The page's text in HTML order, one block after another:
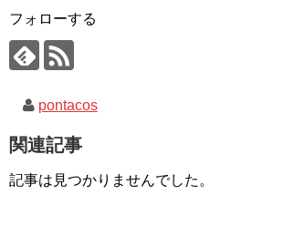
フォローする
pontacos
関連記事
記事は見つかりませんでした。